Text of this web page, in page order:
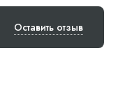
Оставить отзыв